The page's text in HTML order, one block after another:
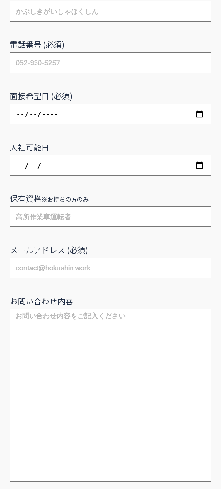
電話番号 (必須)
面接希望日 (必須)
入社可能日
保有資格※お持ちの方のみ
メールアドレス (必須)
お問い合わせ内容